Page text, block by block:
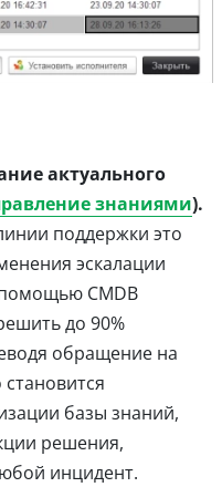
актуального
знаниями).
поддержки это
эскалации
CMDB
до 90%
обращение на
базы знаний,
решения,
инцидент.